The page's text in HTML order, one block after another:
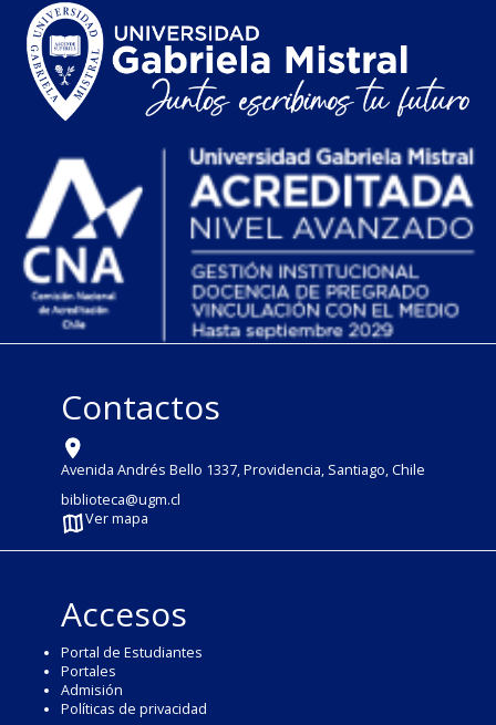
Contactos
Avenida Andrés Bello 1337, Providencia, Santiago, Chile
biblioteca@ugm.cl
Ver mapa
Accesos
Portal de Estudiantes
Portales
Admisión
Políticas de privacidad